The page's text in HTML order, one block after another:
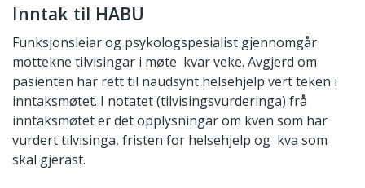
Inntak til HABU
Funksjonsleiar og psykologspesialist gjennomgår
mottekne tilvisingar i møte kvar veke. Avgjerd om
pasienten har rett til naudsynt helsehjelp vert teken i
inntaksmøtet. I notatet (tilvisingsvurderinga) frå
inntaksmøtet er det opplysningar om kven som har
vurdert tilvisinga, fristen for helsehjelp og kva som
skal gjerast.